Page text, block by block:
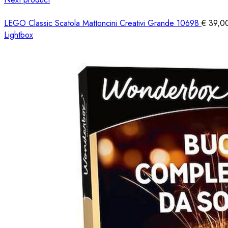
LEGO Classic Scatola Mattoncini Creativi Grande 10698€
Lightbox